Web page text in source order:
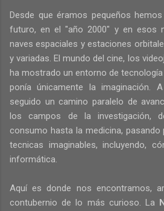
Desde que éramos pequeños
futuro, en el "año 2000" y en esos
naves espaciales y estaciones
y variadas. El mundo del cine, los
ha mostrado un entorno de
ponía únicamente la imaginación.
seguido un camino paralelo de
los campos de la investigación,
consumo hasta la medicina,
tecnicas imaginables, incluyendo,
informática.
Aquí es donde nos encontramos,
contubernio de lo más curioso. La